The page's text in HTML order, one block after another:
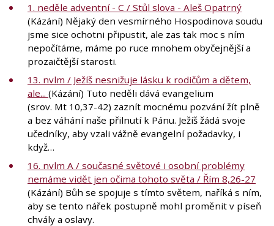
1. neděle adventní - C / Stůl slova - Aleš Opatrný
(Kázání) Nějaký den vesmírného Hospodinova soudu
jsme sice ochotni připustit, ale zas tak moc s ním
nepočítáme, máme po ruce mnohem obyčejnější a
prozaičtější starosti.
13. nvlm / Ježíš nesnižuje lásku k rodičům a dětem,
ale... (Kázání) Tuto neděli dává evangelium
(srov. Mt 10,37-42) zaznít mocnému pozvání žít plně
a bez váhání naše přilnutí k Pánu. Ježíš žádá svoje
učedníky, aby vzali vážně evangelní požadavky, i
když…
16. nvlm A / současné světové i osobní problémy
nemáme vidět jen očima tohoto světa / Řím 8,26-27
(Kázání) Bůh se spojuje s tímto světem, naříká s ním,
aby se tento nářek postupně mohl proměnit v píseň
chvály a oslavy.